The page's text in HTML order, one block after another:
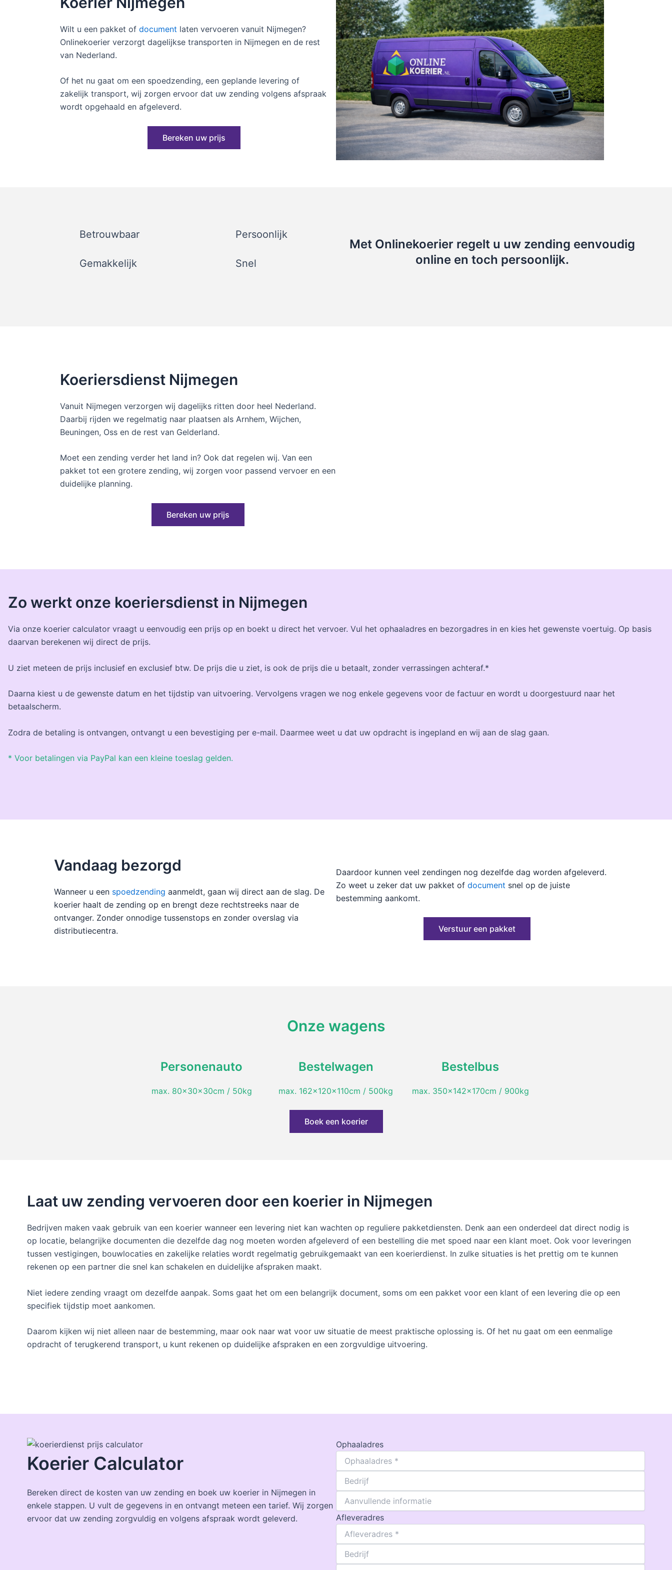
Wilt u een pakket of document laten vervoeren vanuit Nijmegen?
Onlinekoerier verzorgt dagelijkse transporten in Nijmegen en de rest
van Nederland.
Of het nu gaat om een spoedzending, een geplande levering of
zakelijk transport, wij zorgen ervoor dat uw zending volgens afspraak
wordt opgehaald en afgeleverd.
Bereken uw prijs
Betrouwbaar
Gemakkelijk
Persoonlijk
Snel
Met Onlinekoerier regelt u uw zending eenvoudig
online en toch persoonlijk.
Koeriersdienst Nijmegen
Vanuit Nijmegen verzorgen wij dagelijks ritten door heel Nederland.
Daarbij rijden we regelmatig naar plaatsen als Arnhem, Wijchen,
Beuningen, Oss en de rest van Gelderland.
Moet een zending verder het land in? Ook dat regelen wij. Van een
pakket tot een grotere zending, wij zorgen voor passend vervoer en een
duidelijke planning.
Bereken uw prijs
Zo werkt onze koeriersdienst in Nijmegen
Via onze koerier calculator vraagt u eenvoudig een prijs op en boekt u direct het vervoer. Vul het ophaaladres en bezorgadres in en kies het gewenste voertuig. Op basis
daarvan berekenen wij direct de prijs.
U ziet meteen de prijs inclusief en exclusief btw. De prijs die u ziet, is ook de prijs die u betaalt, zonder verrassingen achteraf.*
Daarna kiest u de gewenste datum en het tijdstip van uitvoering. Vervolgens vragen we nog enkele gegevens voor de factuur en wordt u doorgestuurd naar het
betaalscherm.
Zodra de betaling is ontvangen, ontvangt u een bevestiging per e-mail. Daarmee weet u dat uw opdracht is ingepland en wij aan de slag gaan.
* Voor betalingen via PayPal kan een kleine toeslag gelden.
Vandaag bezorgd
Wanneer u een spoedzending aanmeldt, gaan wij direct aan de slag. De
koerier haalt de zending op en brengt deze rechtstreeks naar de
ontvanger. Zonder onnodige tussenstops en zonder overslag via
distributiecentra.
Daardoor kunnen veel zendingen nog dezelfde dag worden afgeleverd.
Zo weet u zeker dat uw pakket of document snel op de juiste
bestemming aankomt.
Verstuur een pakket
Onze wagens
Personenauto
max. 80x30x30cm / 50kg
Bestelwagen
max. 162x120x110cm / 500kg
Bestelbus
max. 350x142x170cm / 900kg
Boek een koerier
Laat uw zending vervoeren door een koerier in Nijmegen
Bedrijven maken vaak gebruik van een koerier wanneer een levering niet kan wachten op reguliere pakketdiensten. Denk aan een onderdeel dat direct nodig is
op locatie, belangrijke documenten die dezelfde dag nog moeten worden afgeleverd of een bestelling die met spoed naar een klant moet. Ook voor leveringen
tussen vestigingen, bouwlocaties en zakelijke relaties wordt regelmatig gebruikgemaakt van een koerierdienst. In zulke situaties is het prettig om te kunnen
rekenen op een partner die snel kan schakelen en duidelijke afspraken maakt.
Niet iedere zending vraagt om dezelfde aanpak. Soms gaat het om een belangrijk document, soms om een pakket voor een klant of een levering die op een
specifiek tijdstip moet aankomen.
Daarom kijken wij niet alleen naar de bestemming, maar ook naar wat voor uw situatie de meest praktische oplossing is. Of het nu gaat om een eenmalige
opdracht of terugkerend transport, u kunt rekenen op duidelijke afspraken en een zorgvuldige uitvoering.
Koerier Calculator
Bereken direct de kosten van uw zending en boek uw koerier in Nijmegen in
enkele stappen. U vult de gegevens in en ontvangt meteen een tarief. Wij zorgen
ervoor dat uw zending zorgvuldig en volgens afspraak wordt geleverd.
Ophaaladres
Afleveradres